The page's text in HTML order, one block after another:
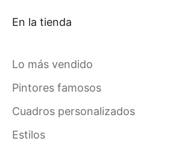
En la tienda
Lo más vendido
Pintores famosos
Cuadros personalizados
Estilos